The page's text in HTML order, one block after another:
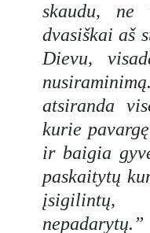
skaudu,
dvasiškai aš
Dievu,
atsiranda
kurie
ir baigia
paskaitytų
nepadarytų.”